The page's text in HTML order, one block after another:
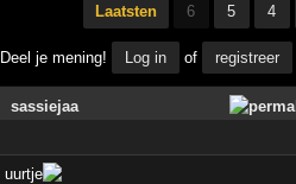
Laatsten 6 5 4
Deel je mening! Log in of registreer
sassiejaa
uurtje